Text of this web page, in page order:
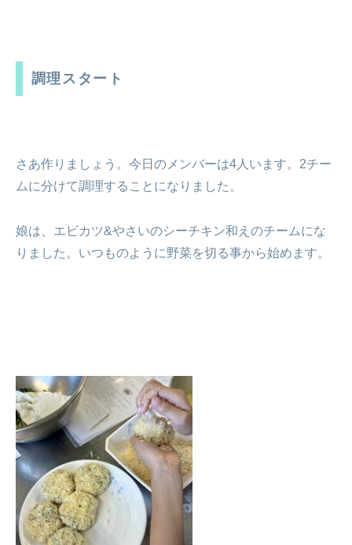
調理スタート
さあ作りましょう。今日のメンバーは4人います。2チー
ムに分けて調理することになりました。
娘は、エビカツ&やさいのシーチキン和えのチームにな
りました。いつものように野菜を切る事から始めます。